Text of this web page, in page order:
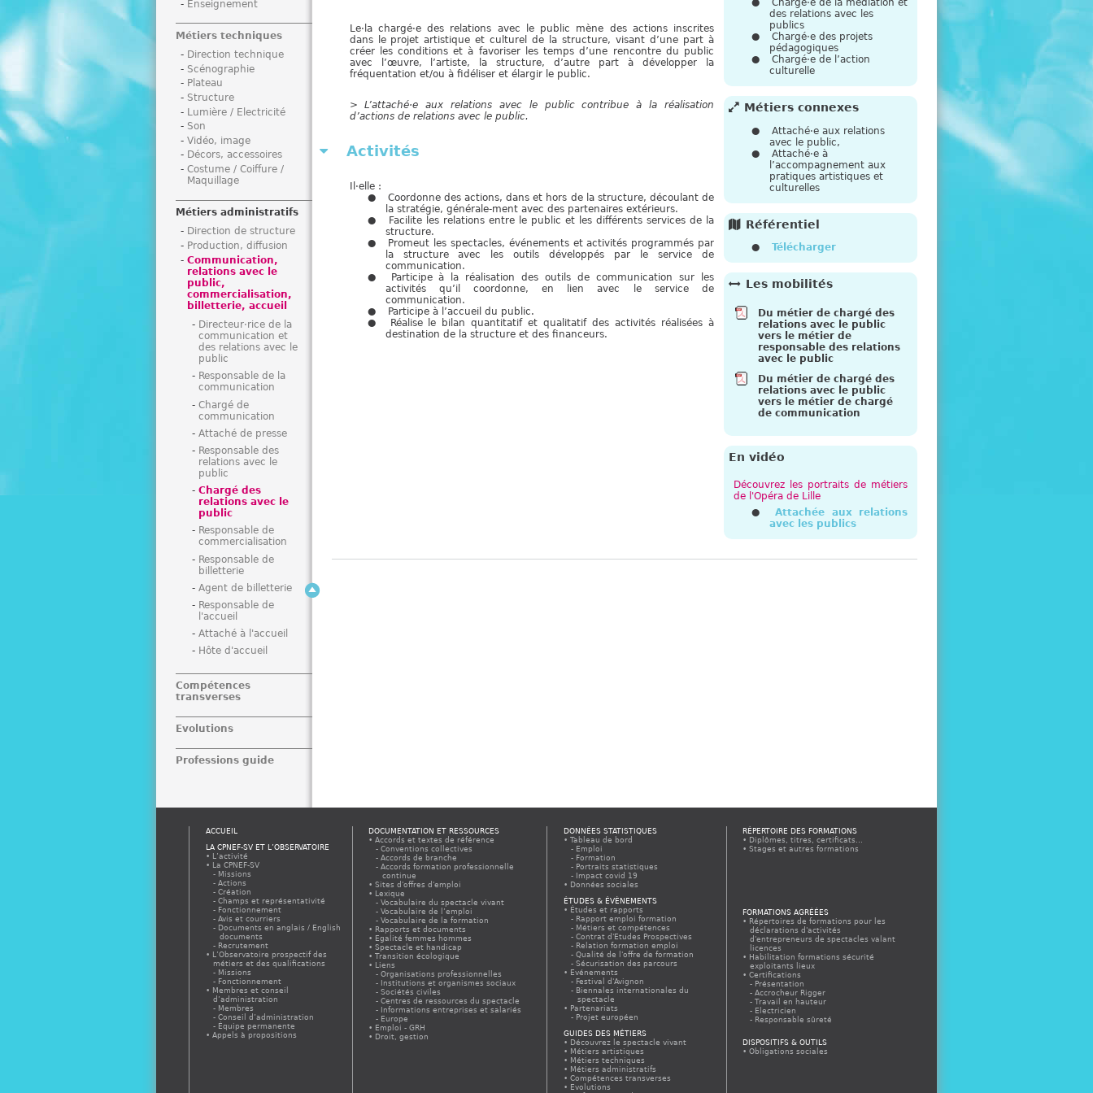
e
Chargé·e de la médiation et
des relations avec les
publics
Chargé·e des projets
pédagogiques
Chargé·e de l’action
culturelle
Métiers connexes
Attaché·e aux relations
avec le public,
Attaché·e à
l’accompagnement aux
pratiques artistiques et
culturelles
Référentiel
Télécharger
Les mobilités
Du métier de chargé des
relations avec le public
vers le métier de
responsable des relations
avec le public
Du métier de chargé des
relations avec le public
vers le métier de chargé
de communication
En vidéo
Découvrez les portraits de métiers
de l'Opéra de Lille
Attachée aux relations
avec les publics
Le·la chargé·e des relations avec le public mène des actions inscrites
dans le projet artistique et culturel de la structure, visant d’une part à
créer les conditions et à favoriser les temps d’une rencontre du public
avec l’œuvre, l’artiste, la structure, d’autre part à développer la
fréquentation et/ou à fidéliser et élargir le public.
> L’attaché·e aux relations avec le public contribue à la réalisation
d’actions de relations avec le public.
Activités
Il·elle :
Coordonne des actions, dans et hors de la structure, découlant de
la stratégie, générale-ment avec des partenaires extérieurs.
Facilite les relations entre le public et les différents services de la
structure.
Promeut les spectacles, événements et activités programmés par
la structure avec les outils développés par le service de
communication.
Participe à la réalisation des outils de communication sur les
activités qu’il coordonne, en lien avec le service de
communication.
Participe à l’accueil du public.
Réalise le bilan quantitatif et qualitatif des activités réalisées à
destination de la structure et des financeurs.
Enseignement
Métiers techniques
Direction technique
Scénographie
Plateau
Structure
Lumière / Electricité
Son
Vidéo, image
Décors, accessoires
Costume / Coiffure /
Maquillage
Métiers administratifs
Direction de structure
Production, diffusion
Communication,
relations avec le
public,
commercialisation,
billetterie, accueil
Directeur·rice de la
communication et
des relations avec le
public
Responsable de la
communication
Chargé de
communication
Attaché de presse
Responsable des
relations avec le
public
Chargé des
relations avec le
public
Responsable de
commercialisation
Responsable de
billetterie
Agent de billetterie
Responsable de
l'accueil
Attaché à l'accueil
Hôte d'accueil
Compétences
transverses
Evolutions
Professions guide
ACCUEIL
LA CPNEF-SV ET L’OBSERVATOIRE
L’activité
La CPNEF-SV
Missions
Actions
Création
Champs et représentativité
Fonctionnement
Avis et courriers
Documents en anglais / English
documents
Recrutement
L’Observatoire prospectif des
métiers et des qualifications
Missions
Fonctionnement
Membres et conseil
d’administration
Membres
Conseil d’administration
Équipe permanente
Appels à propositions
DOCUMENTATION ET RESSOURCES
Accords et textes de référence
Conventions collectives
Accords de branche
Accords formation professionnelle
continue
Sites d'offres d'emploi
Lexique
Vocabulaire du spectacle vivant
Vocabulaire de l’emploi
Vocabulaire de la formation
Rapports et documents
Egalité femmes hommes
Spectacle et handicap
Transition écologique
Liens
Organisations professionnelles
Institutions et organismes sociaux
Sociétés civiles
Centres de ressources du spectacle
Informations entreprises et salariés
Europe
Emploi - GRH
Droit, gestion
DONNÉES STATISTIQUES
Tableau de bord
Emploi
Formation
Portraits statistiques
Impact covid 19
Données sociales
ÉTUDES & ÉVÈNEMENTS
Études et rapports
Rapport emploi formation
Métiers et compétences
Contrat d'Etudes Prospectives
Relation formation emploi
Qualité de l'offre de formation
Sécurisation des parcours
Evénements
Festival d'Avignon
Biennales internationales du
spectacle
Partenariats
Projet européen
GUIDES DES MÉTIERS
Découvrez le spectacle vivant
Métiers artistiques
Métiers techniques
Métiers administratifs
Compétences transverses
Evolutions
RÉPERTOIRE DES FORMATIONS
Diplômes, titres, certificats...
Stages et autres formations
FORMATIONS AGRÉÉES
Répertoires de formations pour les
déclarations d'activités
d'entrepreneurs de spectacles valant
licences
Habilitation formations sécurité
exploitants lieux
Certifications
Présentation
Accrocheur Rigger
Travail en hauteur
Electricien
Responsable sûreté
Espace organismes agréés CQP
Electricien
DISPOSITIFS & OUTILS
Obligations sociales